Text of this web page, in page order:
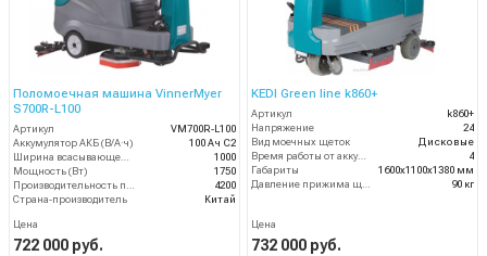
Поломоечная машина VinnerMyer
S700R-L100
Артикул
VM700R-L100
Аккумулятор АКБ (В/А·ч)
100 Ач С2
Ширина всасывающей балки (мм)
1000
Мощность (Вт)
1750
Производительность по площади (м2/ч)
4200
Страна-производитель
Китай
Цена
722 000 руб.
KEDI Green line k860+
Артикул
k860+
Напряжение
24
Вид моечных щеток
Дисковые
Время работы от аккумуляторов (ч)
4
Габариты
1600х1100х1380 мм
Давление прижима щеток
90 кг
Цена
732 000 руб.